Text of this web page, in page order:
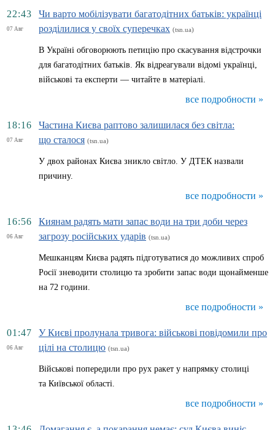
22:43
07 Авг
Чи варто мобілізувати багатодітних батьків: українці
розділилися у своїх суперечках (tsn.ua)
В Україні обговорюють петицію про скасування відстрочки
для багатодітних батьків. Як відреагували відомі українці,
військові та експерти — читайте в матеріалі.
все подробности »
18:16
07 Авг
Частина Києва раптово залишилася без світла:
що сталося (tsn.ua)
У двох районах Києва зникло світло. У ДТЕК назвали
причину.
все подробности »
16:56
06 Авг
Киянам радять мати запас води на три доби через
загрозу російських ударів (tsn.ua)
Мешканцям Києва радять підготуватися до можливих спроб
Росії зневодити столицю та зробити запас води щонайменше
на 72 години.
все подробности »
01:47
06 Авг
У Києві пролунала тривога: військові повідомили про
цілі на столицю (tsn.ua)
Військові попередили про рух ракет у напрямку столиці
та Київської області.
все подробности »